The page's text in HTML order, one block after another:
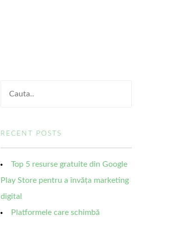
RECENT POSTS
Top 5 resurse gratuite din Google
Play Store pentru a învăța marketing
digital
Platformele care schimbă